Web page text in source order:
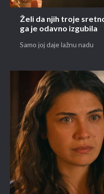
Želi da njih troje
ga je odavno izgubila
Samo joj daje lažnu nadu